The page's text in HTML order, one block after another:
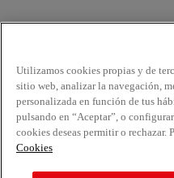
Utilizamos cookies propias y de
sitio web, analizar la navegación,
personalizada en función de tus
pulsando en “Aceptar”, o
cookies deseas permitir o rechazar.
Cookies